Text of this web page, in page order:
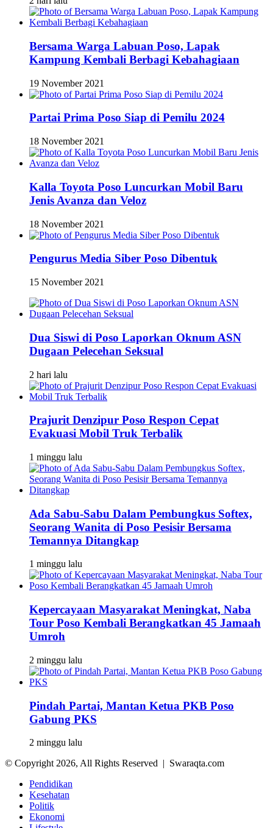
Bersama Warga Labuan Poso, Lapak
Kampung Kembali Berbagi Kebahagiaan
19 November 2021
Partai Prima Poso Siap di Pemilu 2024
18 November 2021
Kalla Toyota Poso Luncurkan Mobil Baru
Jenis Avanza dan Veloz
18 November 2021
Pengurus Media Siber Poso Dibentuk
15 November 2021
Dua Siswi di Poso Laporkan Oknum ASN
Dugaan Pelecehan Seksual
2 hari lalu
Prajurit Denzipur Poso Respon Cepat
Evakuasi Mobil Truk Terbalik
1 minggu lalu
Ada Sabu-Sabu Dalam Pembungkus Softex,
Seorang Wanita di Poso Pesisir Bersama
Temannya Ditangkap
1 minggu lalu
Kepercayaan Masyarakat Meningkat, Naba
Tour Poso Kembali Berangkatkan 45 Jamaah
Umroh
2 minggu lalu
Pindah Partai, Mantan Ketua PKB Poso
Gabung PKS
2 minggu lalu
© Copyright 2026, All Rights Reserved | Swaraqta.com
Pendidikan
Kesehatan
Politik
Ekonomi